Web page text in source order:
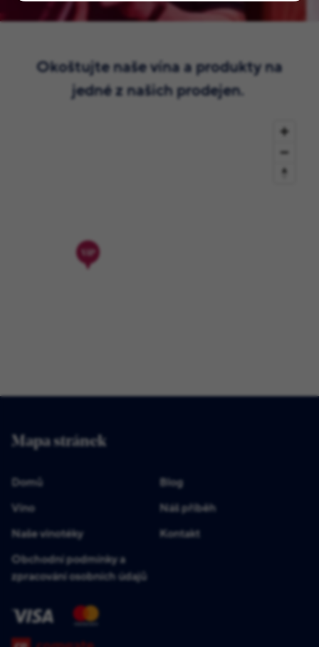
Okoštujte naše vína a produkty na
jedné z našich prodejen.
Mapa stránek
Domů
Blog
Víno
Náš příběh
Naše vinotéky
Kontakt
Obchodní podmínky a
zpracování osobních údajů